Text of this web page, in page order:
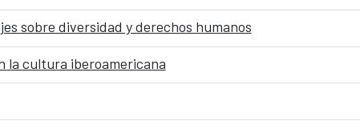
sobre diversidad y derechos humanos
la cultura iberoamericana